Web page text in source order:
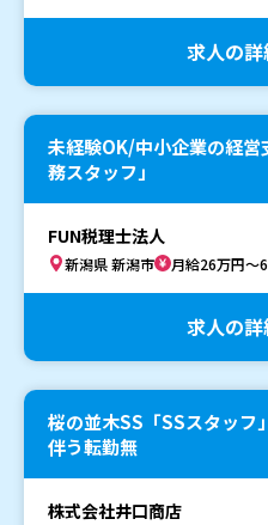
求人の
未経験OK/中小企業の経
務スタッフ」
FUN税理士法人
新潟県 新潟市 月給26万円～
求人の
桜の並木SS「SSスタッ
伴う転勤無
株式会社井口商店